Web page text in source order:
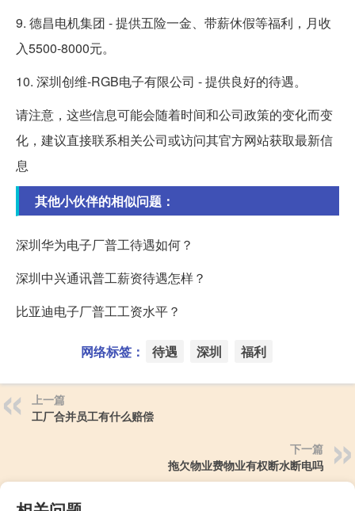
9. 德昌电机集团 - 提供五险一金、带薪休假等福利，月收
入5500-8000元。
10. 深圳创维-RGB电子有限公司 - 提供良好的待遇。
请注意，这些信息可能会随着时间和公司政策的变化而变
化，建议直接联系相关公司或访问其官方网站获取最新信
息
其他小伙伴的相似问题：
深圳华为电子厂普工待遇如何？
深圳中兴通讯普工薪资待遇怎样？
比亚迪电子厂普工工资水平？
网络标签： 待遇 深圳 福利
上一篇
工厂合并员工有什么赔偿
下一篇
拖欠物业费物业有权断水断电吗